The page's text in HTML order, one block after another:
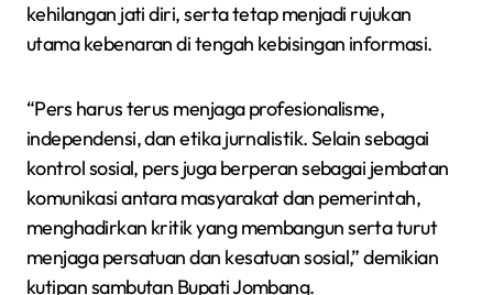
kehilangan jati diri, serta tetap menjadi rujukan
utama kebenaran di tengah kebisingan informasi.
“Pers harus terus menjaga profesionalisme,
independensi, dan etika jurnalistik. Selain sebagai
kontrol sosial, pers juga berperan sebagai jembatan
komunikasi antara masyarakat dan pemerintah,
menghadirkan kritik yang membangun serta turut
menjaga persatuan dan kesatuan sosial,” demikian
kutipan sambutan Bupati Jombang.